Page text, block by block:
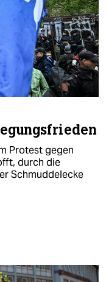
Protest gegen
durch die
Schmuddelecke